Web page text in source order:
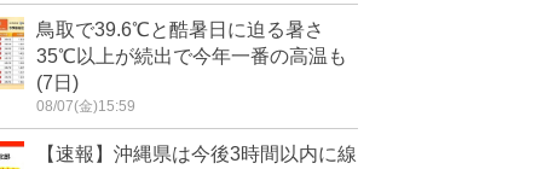
鳥取で39.6℃と酷暑日に迫る暑さ
35℃以上が続出で今年一番の高温も
(7日)
08/07(金)15:59
【速報】沖縄県は今後3時間以内に線